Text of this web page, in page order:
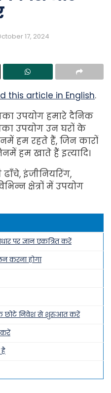
17, 2024
this article in English.
उपयोग हमारे दैनिक
उपयोग उन घरों के
हम रहते हैं, जिन कारों
हम खाते हैं इत्यादि।
इंजीनियरिंग,
क्षेत्रों में उपयोग
पर ज्ञान एकत्रित करें
करना होगा
छोटे निवेश से शुरुआत करें
करें
है